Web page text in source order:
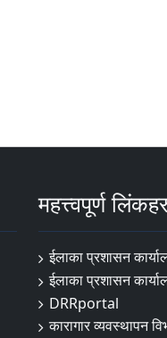
महत्त्वपूर्ण
ईलाका प्रशासन
ईलाका प्रशासन
DRRportal
कारागार व्यवस्थापन